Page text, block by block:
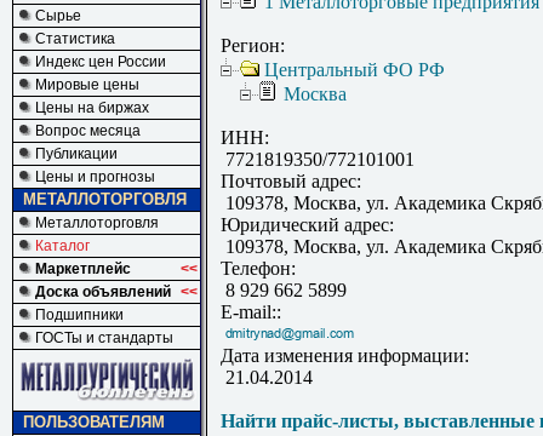
Сырье
Статистика
Индекс цен России
Мировые цены
Цены на биржах
Вопрос месяца
Публикации
Цены и прогнозы
МЕТАЛЛОТОРГОВЛЯ
Металлоторговля
Каталог
Маркетплейс
<<
Доска объявлений <<
Подшипники
ГОСТы и стандарты
ПОЛЬЗОВАТЕЛЯМ
Регион:
Центральный ФО РФ
Москва
ИНН:
7721819350/772101001
Почтовый адрес:
109378, Москва, ул. Академика
Юридический адрес:
109378, Москва, ул. Академика
Телефон:
8 929 662 5899
E-mail::
Дата изменения информации:
21.04.2014
Найти прайс-листы, выставленные